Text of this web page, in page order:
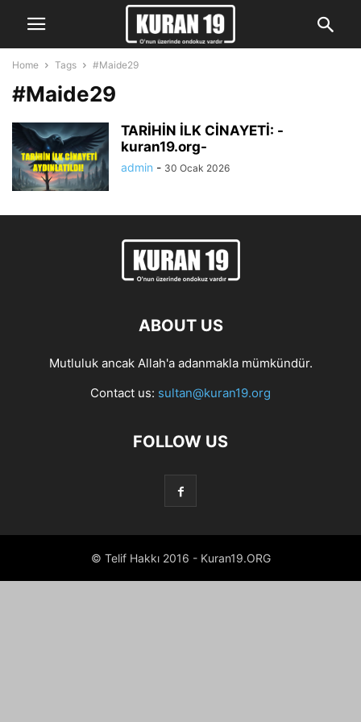
Home Tags #Maide29
#Maide29
TARİHİN İLK CİNAYETİ: -
kuran19.org-
admin - 30 Ocak 2026
ABOUT US
Mutluluk ancak Allah'a adanmakla mümkündür.
Contact us: sultan@kuran19.org
FOLLOW US
© Telif Hakkı 2016 - Kuran19.ORG